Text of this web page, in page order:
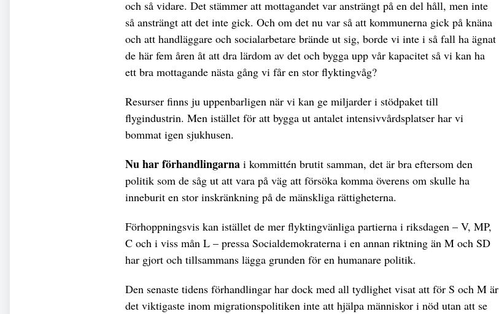
och så vidare. Det stämmer att mottagandet var ansträngt på en del håll, men inte
så ansträngt att det inte gick. Och om det nu var så att kommunerna gick på knäna
och att handläggare och socialarbetare brände ut sig, borde vi inte i så fall ha ägnat
de här fem åren åt att dra lärdom av det och bygga upp vår kapacitet så vi kan ha
ett bra mottagande nästa gång vi får en stor flyktingvåg?
Resurser finns ju uppenbarligen när vi kan ge miljarder i stödpaket till
flygindustrin. Men istället för att bygga ut antalet intensivvårdsplatser har vi
bommat igen sjukhusen.
Nu har förhandlingarna i kommittén brutit samman, det är bra eftersom den
politik som de såg ut att vara på väg att försöka komma överens om skulle ha
inneburit en stor inskränkning på de mänskliga rättigheterna.
Förhoppningsvis kan istället de mer flyktingvänliga partierna i riksdagen – V, MP,
C och i viss mån L – pressa Socialdemokraterna i en annan riktning än M och SD
har gjort och tillsammans lägga grunden för en humanare politik.
Den senaste tidens förhandlingar har dock med all tydlighet visat att för S och M är
det viktigaste inom migrationspolitiken inte att hjälpa människor i nöd utan att se